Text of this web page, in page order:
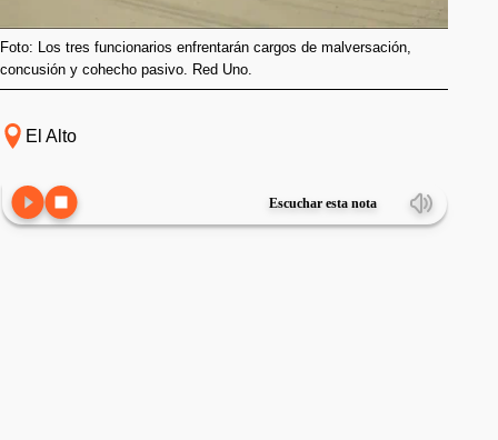
Foto: Los tres funcionarios enfrentarán cargos de malversación,
concusión y cohecho pasivo. Red Uno.
El Alto
Escuchar esta nota